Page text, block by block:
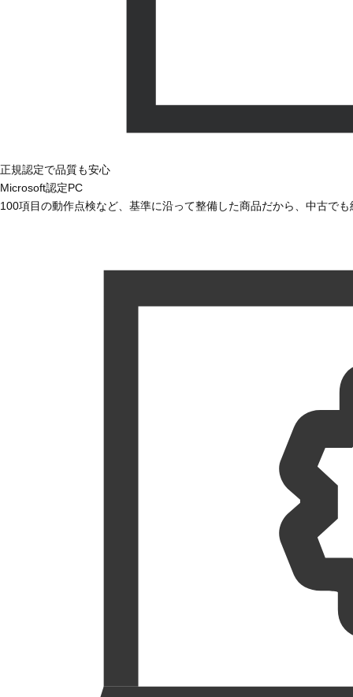
正規認定で品質も安心
Microsoft認定PC
100項目の動作点検など、基準に沿って整備した商品だから、中古で